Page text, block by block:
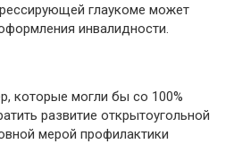
глаукоме может
инвалидности.
которые могли бы со 100%
развитие открытоугольной
мерой профилактики